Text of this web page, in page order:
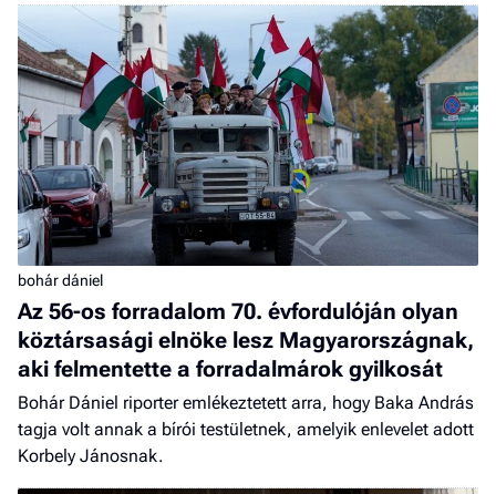
bohár dániel
Az 56-os forradalom 70. évfordulóján olyan
köztársasági elnöke lesz Magyarországnak,
aki felmentette a forradalmárok gyilkosát
Bohár Dániel riporter emlékeztetett arra, hogy Baka András
tagja volt annak a bírói testületnek, amelyik enlevelet adott
Korbely Jánosnak.